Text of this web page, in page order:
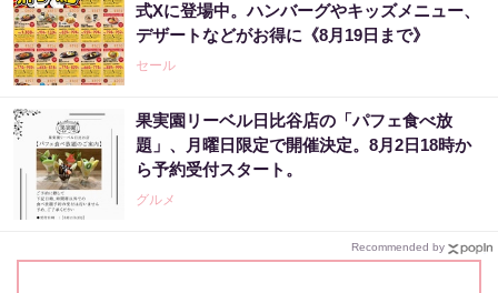
式Xに登場中。ハンバーグやキッズメニュー、
デザートなどがお得に《8月19日まで》
セール
果実園リーベル日比谷店の「パフェ食べ放
題」、月曜日限定で開催決定。8月2日18時か
ら予約受付スタート。
グルメ
Recommended by